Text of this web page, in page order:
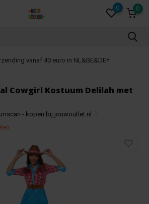
0 0
40 euro in NL&BE&DE*
Cowgirl Kostuum Delilah met
- kopen bij jouwoutlet.nl